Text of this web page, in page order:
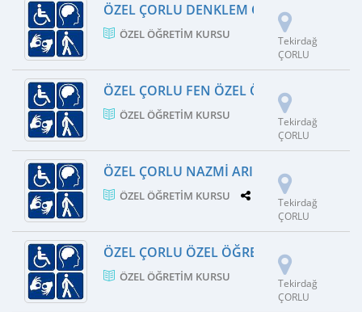
ÖZEL ÇORLU DENKLEM ÖZEL ÖĞRETIM
ÖZEL ÖĞRETIM KURSU
Tekirdağ
ÇORLU
ÖZEL ÇORLU FEN ÖZEL ÖĞRETIM KURSU
ÖZEL ÖĞRETIM KURSU
Tekirdağ
ÇORLU
ÖZEL ÇORLU NAZMI ARIKAN FEN
ÖZEL ÖĞRETIM KURSU 1 ŞUBETekirdağ
ÇORLU
ÖZEL ÇORLU ÖZEL ÖĞRETIM KURSU
ÖZEL ÖĞRETIM KURSU
Tekirdağ
ÇORLU